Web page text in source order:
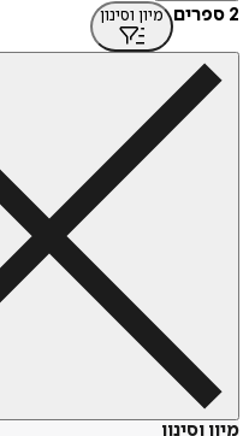
בטלוויזיה הגיש את התוכניות
במקביל, הואמופיע ברחבי
אישי.
בשנת2014
בהמשך פרסם את ספרו השני
"יחסית לאדם שלא ממש
2 ספרים מיון וסינון
מיון וסינון